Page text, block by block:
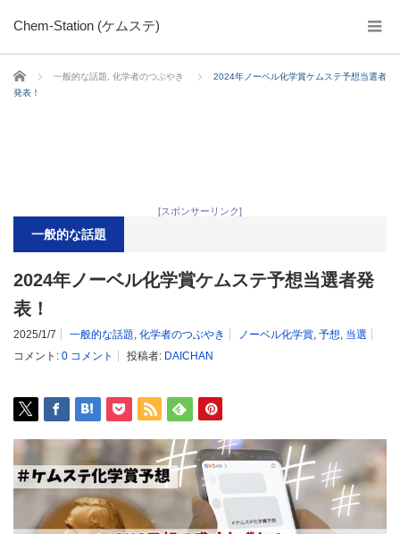
Chem-Station (ケムステ)
ホーム 一般的な話題 化学者のつぶやき
2024年ノーベル化学賞ケムステ予想当選者
発表！
[スポンサーリンク]
一般的な話題
2024年ノーベル化学賞ケムステ予想当選者発
表！
2025/1/7 一般的な話題, 化学者のつぶやき ノーベル化学賞, 予想, 当選
コメント: 0 コメント 投稿者: DAICHAN